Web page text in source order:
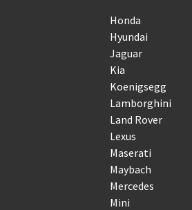
Honda
Hyundai
Jaguar
Kia
Koenigsegg
Lamborghini
Land Rover
Lexus
Maserati
Maybach
Mercedes
Mini